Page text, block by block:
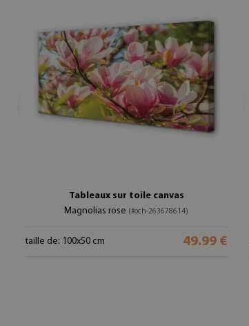
Tableaux sur toile canvas
Magnolias rose (#och-263678614)
taille de: 100x50 cm 49.99 €